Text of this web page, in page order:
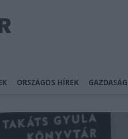
ORSZÁGOS HÍREK GAZDASÁG